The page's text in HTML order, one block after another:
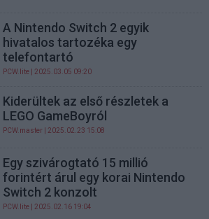
A Nintendo Switch 2 egyik
hivatalos tartozéka egy
telefontartó
PCW.lite | 2025.03.05 09:20
Kiderültek az első részletek a
LEGO GameBoyról
PCW.master | 2025.02.23 15:08
Egy szivárogtató 15 millió
forintért árul egy korai Nintendo
Switch 2 konzolt
PCW.lite | 2025.02.16 19:04